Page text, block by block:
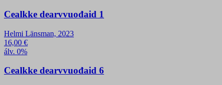
Cealkke dearvvuođaid 1
Helmi Länsman, 2023
16,00 €
álv. 0%
Cealkke dearvvuođaid 6